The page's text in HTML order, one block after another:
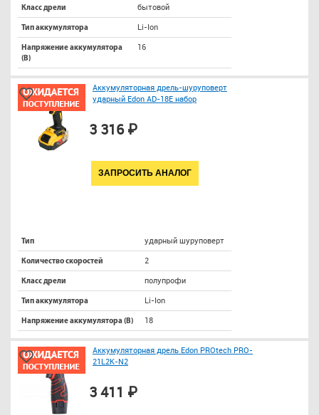
Класс дрели бытовой
Тип аккумулятора Li-Ion
Напряжение аккумулятора
(В)
16
Аккумуляторная дрель-шуруповерт
ударный Edon AD-18E набор
3 316 ₽
ЗАПРОСИТЬ АНАЛОГ
Тип ударный шуруповерт
Количество скоростей 2
Класс дрели полупрофи
Тип аккумулятора Li-Ion
Напряжение аккумулятора (В) 18
Аккумуляторная дрель Edon PROtech PRO-
21L2K-N2
3 411 ₽